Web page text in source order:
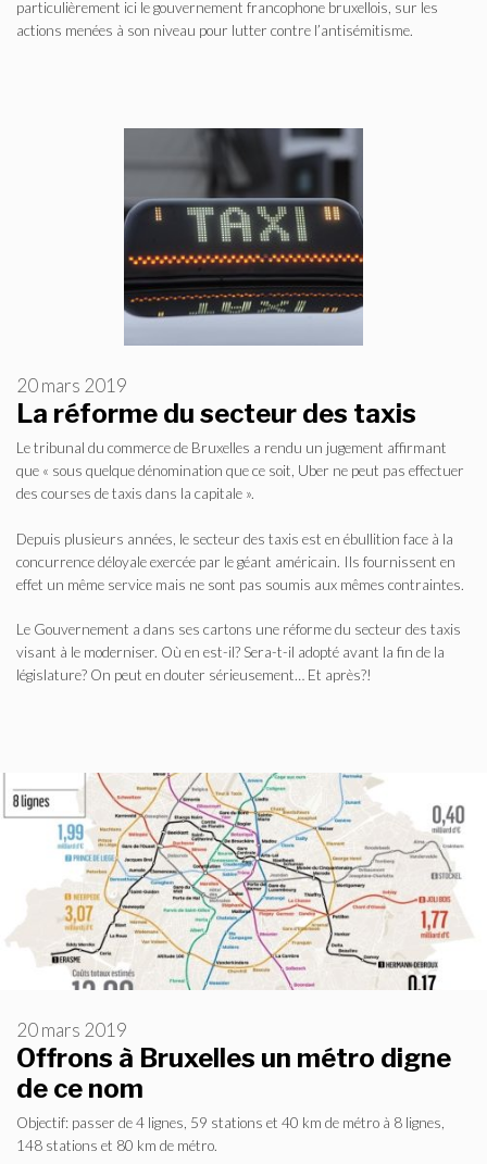
particulièrement ici le gouvernement francophone bruxellois, sur les
actions menées à son niveau pour lutter contre l’antisémitisme.
La réforme du secteur des taxis
20 mars 2019
Le tribunal du commerce de Bruxelles a rendu un jugement affirmant
que « sous quelque dénomination que ce soit, Uber ne peut pas effectuer
des courses de taxis dans la capitale ».
Depuis plusieurs années, le secteur des taxis est en ébullition face à la
concurrence déloyale exercée par le géant américain. Ils fournissent en
effet un même service mais ne sont pas soumis aux mêmes contraintes.
Le Gouvernement a dans ses cartons une réforme du secteur des taxis
visant à le moderniser. Où en est-il? Sera-t-il adopté avant la fin de la
législature? On peut en douter sérieusement… Et après?!
Offrons à Bruxelles un métro digne
de ce nom
20 mars 2019
Objectif: passer de 4 lignes, 59 stations et 40 km de métro à 8 lignes,
148 stations et 80 km de métro.